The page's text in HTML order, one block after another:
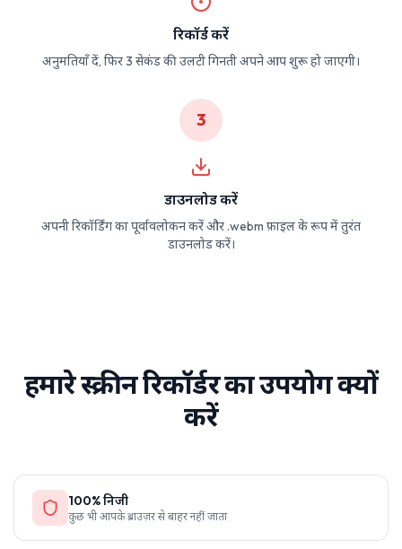
रिकॉर्ड करें
अनुमतियाँ दें, फिर 3 सेकंड की उलटी गिनती अपने आप शुरू हो जाएगी।
3
डाउनलोड करें
अपनी रिकॉर्डिंग का पूर्वावलोकन करें और .webm फ़ाइल के रूप में तुरंत
डाउनलोड करें।
हमारे स्क्रीन रिकॉर्डर का उपयोग क्यों
करें
100% निजी
कुछ भी आपके ब्राउज़र से बाहर नहीं जाता